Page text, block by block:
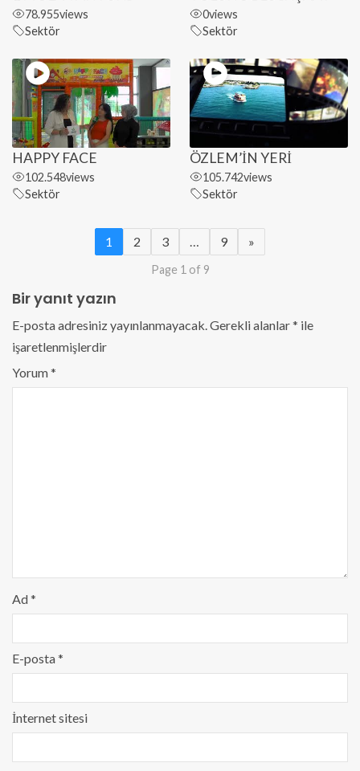
78.955views
Sektör
0views
Sektör
HAPPY FACE
102.548views
Sektör
ÖZLEM’İN YERİ
105.742views
Sektör
1 2 3 9 »
Page 1 of 9
Bir yanıt yazın
E-posta adresiniz yayınlanmayacak. Gerekli alanlar* ile
işaretlenmişlerdir
Yorum*
Ad*
E-posta*
İnternet sitesi